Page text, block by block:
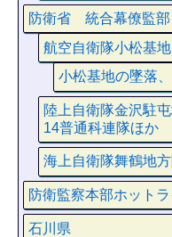
防衛省 統合幕僚監部
航空自衛隊小松基地
小松基地の墜落、
陸上自衛隊金沢駐
14普通科連隊ほか
海上自衛隊舞鶴地
防衛監察本部ホット
石川県